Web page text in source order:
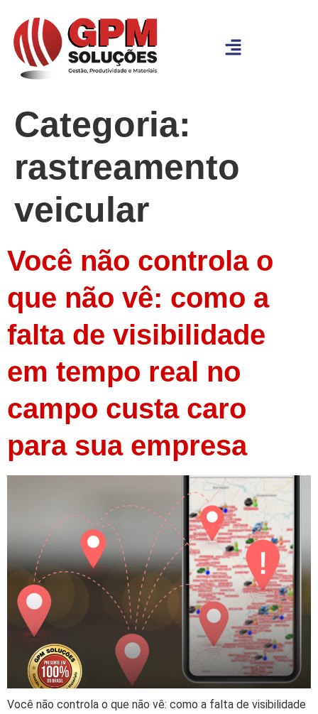
Categoria:
rastreamento
veicular
Você não controla o
que não vê: como a
falta de visibilidade
em tempo real no
campo custa caro
para sua empresa
Você não controla o que não vê: como a falta de visibilidade